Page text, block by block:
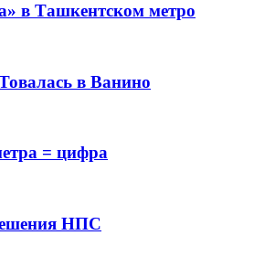
в Ташкентском метро
в Ванино
= цифра
НПС